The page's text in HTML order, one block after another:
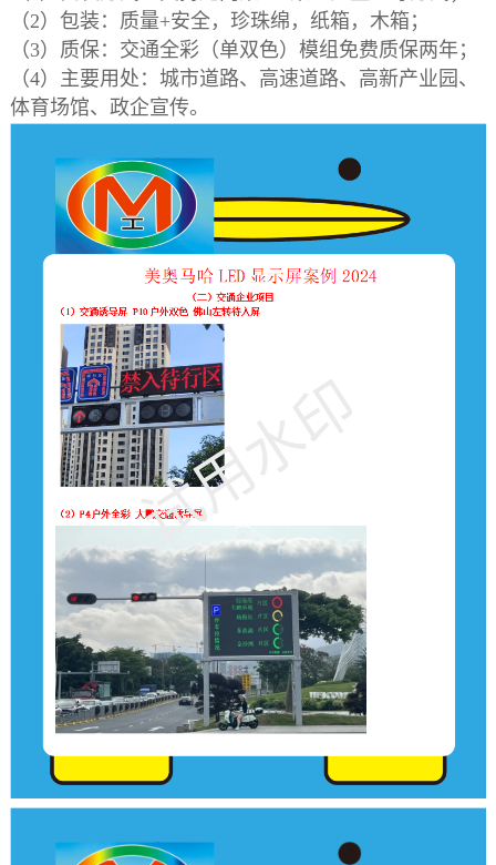
（2） 包装：质量+安全，珍珠绵，纸箱，木箱；
（3）质保：交通全彩（单双色）模组免费质保两年；
（4）主要用处：城市道路、高速道路、高新产业园、
体育场馆、政企宣传。